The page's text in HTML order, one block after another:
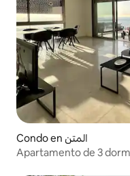
Condo en المتن
Apartamento de 3